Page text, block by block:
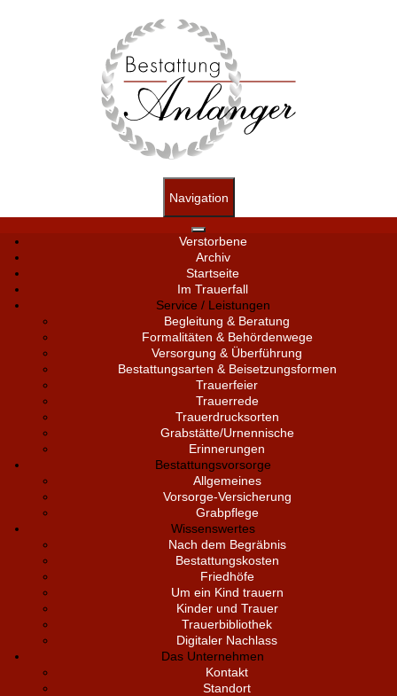
Navigation
Verstorbene
Archiv
Startseite
Im Trauerfall
Service / Leistungen
Begleitung & Beratung
Formalitäten & Behördenwege
Versorgung & Überführung
Bestattungsarten & Beisetzungsformen
Trauerfeier
Trauerrede
Trauerdrucksorten
Grabstätte/Urnennische
Erinnerungen
Bestattungsvorsorge
Allgemeines
Vorsorge-Versicherung
Grabpflege
Wissenswertes
Nach dem Begräbnis
Bestattungskosten
Friedhöfe
Um ein Kind trauern
Kinder und Trauer
Trauerbibliothek
Digitaler Nachlass
Das Unternehmen
Kontakt
Standort